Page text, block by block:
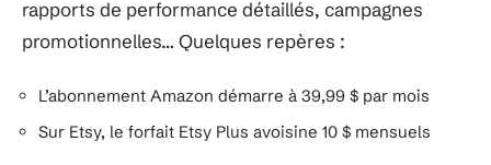
rapports de performance détaillés, campagnes
promotionnelles… Quelques repères :
L’abonnement Amazon démarre à 39,99 $ par mois
Sur Etsy, le forfait Etsy Plus avoisine 10 $ mensuels